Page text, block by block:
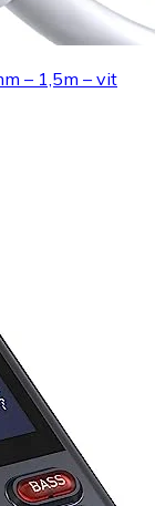
– 1,5m – vit